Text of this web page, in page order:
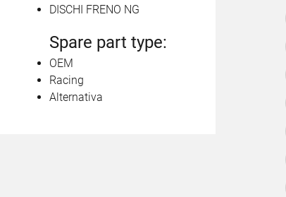
DISCHI FRENO NG
Spare part type:
OEM
Racing
Alternativa